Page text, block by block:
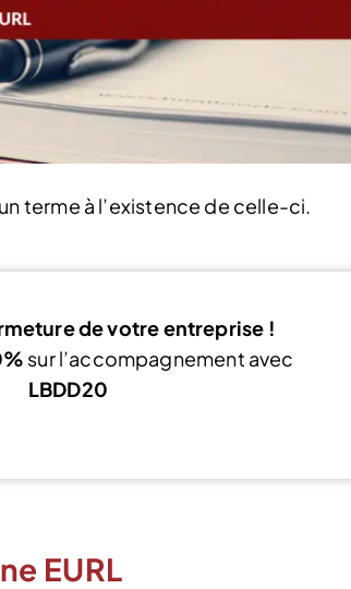
terme à l’existence de celle-ci.
de votre entreprise !
sur l’accompagnement avec
LBDD20
EURL